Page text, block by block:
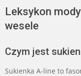
Leksykon
wesele
Czym jest
Sukienka A-line to